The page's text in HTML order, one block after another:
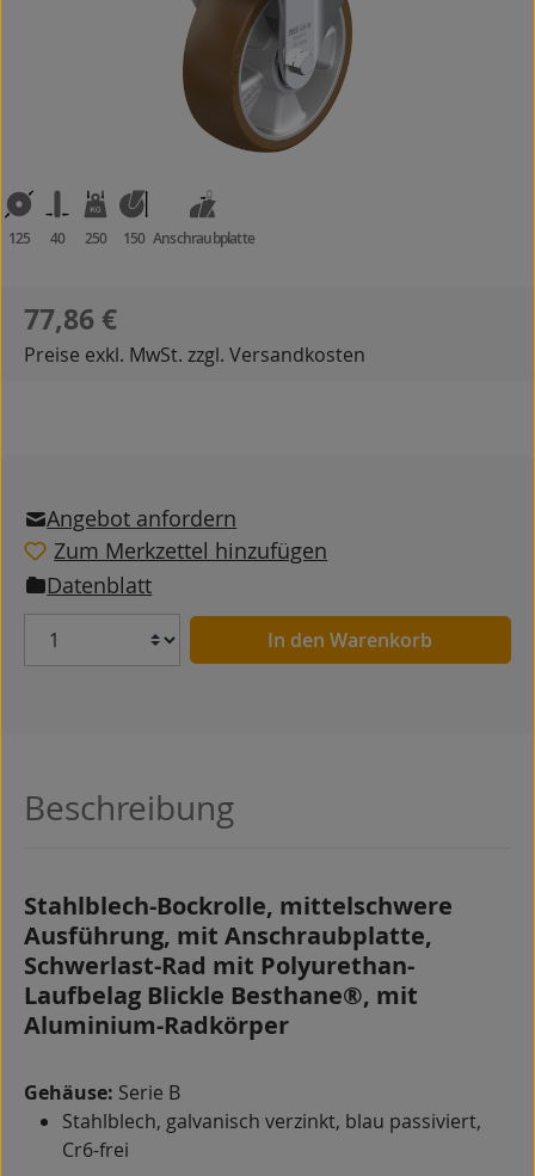
125 40 250 150 Anschraubplatte
Regulärer Preis:
77,86 €
Preise exkl. MwSt. zzgl. Versandkosten
Angebot anfordern
Zum Merkzettel hinzufügen
Datenblatt
Anzahl In den Warenkorb
Beschreibung
Stahlblech-Bockrolle, mittelschwere
Ausführung, mit Anschraubplatte,
Schwerlast-Rad mit Polyurethan-
Laufbelag Blickle Besthane®, mit
Aluminium-Radkörper
Gehäuse: Serie B
Stahlblech, galvanisch verzinkt, blau passiviert,
Cr6-frei